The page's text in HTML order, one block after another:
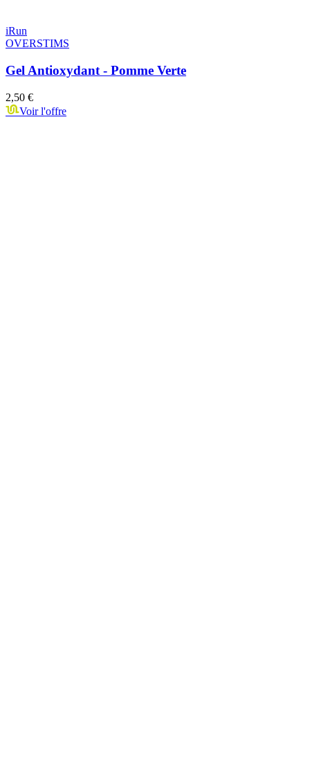
iRun
OVERSTIMS
Gel Antioxydant - Pomme Verte
2,50 €
Voir l'offre